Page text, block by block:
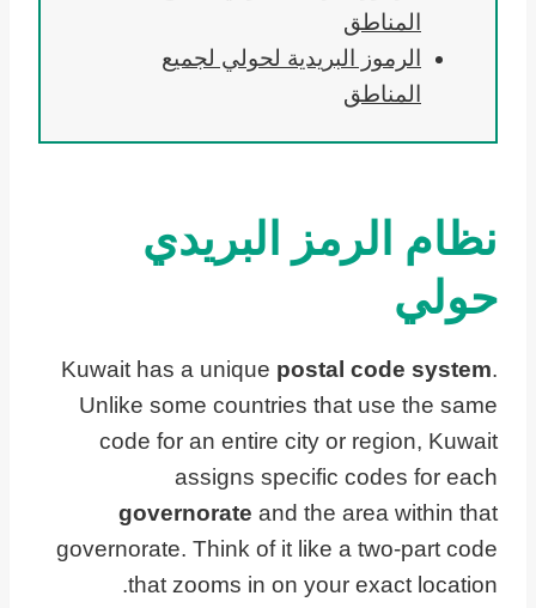
المناطق
الرموز البريدية لحولي لجميع
المناطق
نظام الرمز البريدي
حولي
Kuwait has a unique postal code system.
Unlike some countries that use the same
code for an entire city or region, Kuwait
assigns specific codes for each
governorate and the area within that
governorate. Think of it like a two-part code
that zooms in on your exact location.